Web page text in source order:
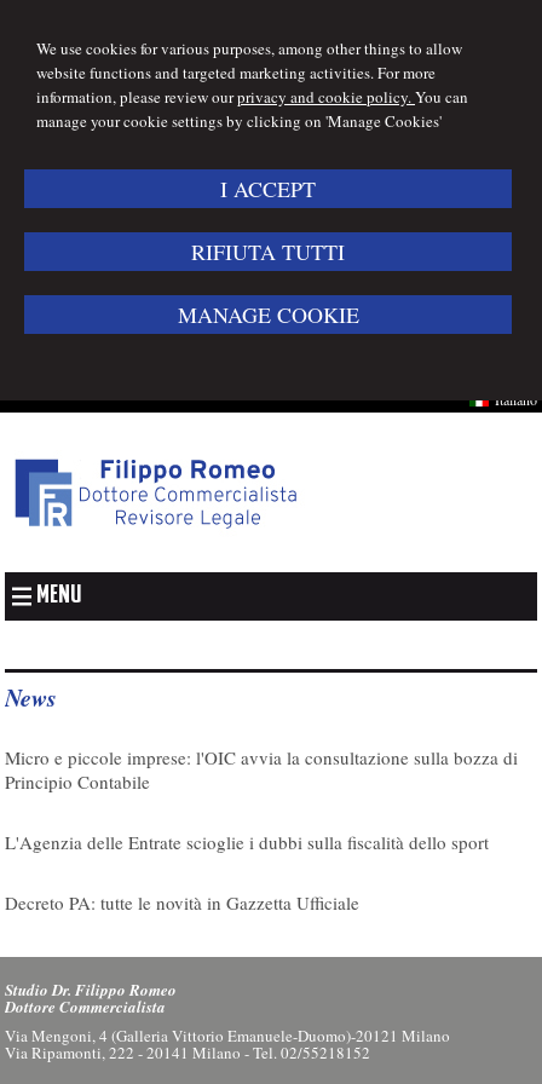
We use cookies for various purposes, among other things to allow
website functions and targeted marketing activities. For more
information, please review ourprivacy and cookie policy.You can
manage your cookie settings by clicking on 'Manage Cookies'
I ACCEPT
RIFIUTA TUTTI
MANAGE COOKIE
MENU
Italiano
News
Micro e piccole imprese: l'OIC avvia la consultazione sulla bozza di
Principio Contabile
L'Agenzia delle Entrate scioglie i dubbi sulla fiscalità dello sport
Decreto PA: tutte le novità in Gazzetta Ufficiale
Studio Dr. Filippo Romeo
Dottore Commercialista
Via Mengoni, 4 (Galleria Vittorio Emanuele-Duomo)-20121 Milano
Via Ripamonti, 222 - 20141 Milano - Tel. 02/55218152